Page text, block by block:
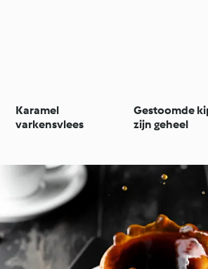
Karamel
varkensvlees
Gestoomde
zijn geheel